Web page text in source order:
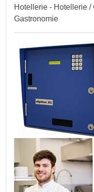
Hotellerie - Hotellerie
Gastronomie